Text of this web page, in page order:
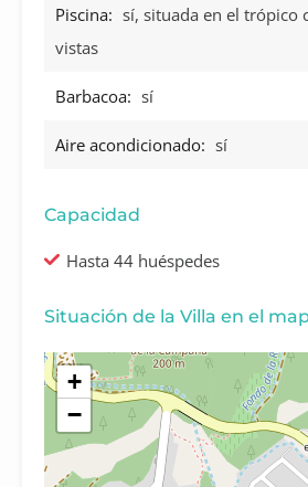
Piscina: sí, situada en el trópico
vistas
Barbacoa: sí
Aire acondicionado: sí
Capacidad
Hasta 44 huéspedes
Situación de la Villa en el
+
−